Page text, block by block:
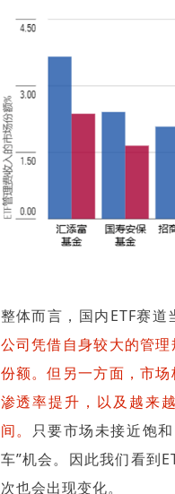
整体而言，国内ETF赛
公司凭借自身较大的管
份额。但另一方面，市
渗透率提升，以及越来
间。
只要市场未接近饱
车”机会。因此我们看到
次也会出现变化。